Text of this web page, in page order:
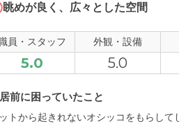
眺めが良く、広々とした空間
員・スタッフ 外観・設備
5.0 5.0
前に困っていたこと
トから起きれないオシッコをもらし